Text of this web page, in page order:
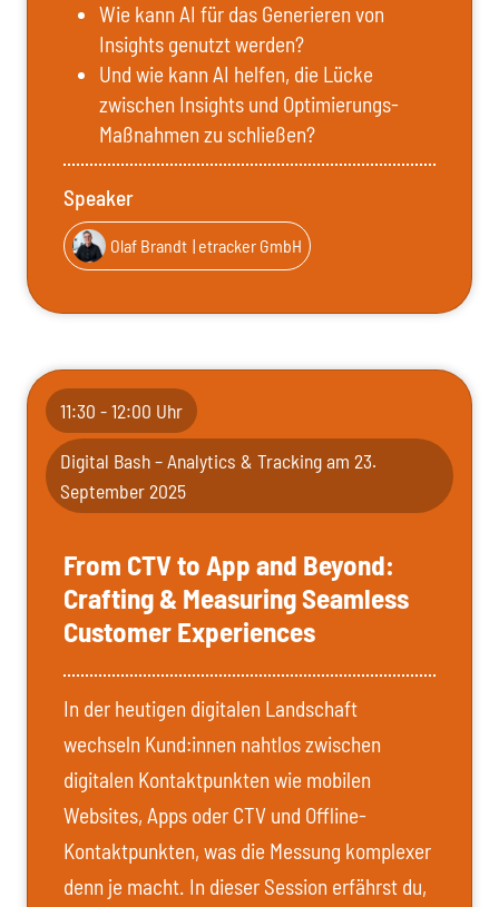
Wie kann AI für das Generieren von
Insights genutzt werden?
Und wie kann AI helfen, die Lücke
zwischen Insights und Optimierungs-
Maßnahmen zu schließen?
Speaker
Olaf Brandt | etracker GmbH
11:30 - 12:00 Uhr
Digital Bash – Analytics & Tracking am 23.
September 2025
From CTV to App and Beyond:
Crafting & Measuring Seamless
Customer Experiences
In der heutigen digitalen Landschaft
wechseln Kund:innen nahtlos zwischen
digitalen Kontaktpunkten wie mobilen
Websites, Apps oder CTV und Offline-
Kontaktpunkten, was die Messung komplexer
denn je macht. In dieser Session erfährst du,